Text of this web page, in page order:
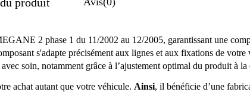
2 phase 1 du 11/2002 au 12/2005, garantissant une
s'adapte précisément aux lignes et aux fixations de votre
soin, notamment grâce à l’ajustement optimal du produit à la
achat autant que votre véhicule. Ainsi, il bénéficie d’une